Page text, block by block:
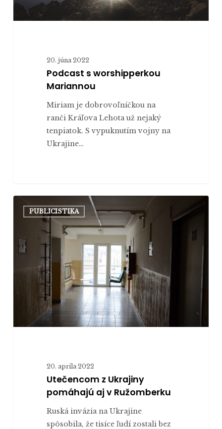
20. júna 2022
Podcast s worshipperkou
Mariannou
Miriam je dobrovoľníčkou na
ranči Kráľova Lehota už nejaký
tenpiatok. S vypuknutím vojny na
Ukrajine…
pomáhajú
aj
Ružomberku
PUBLICISTIKA
20. apríla 2022
Utečencom z Ukrajiny
pomáhajú aj v Ružomberku
Ruská invázia na Ukrajine
spôsobila, že tisíce ľudí zostali bez